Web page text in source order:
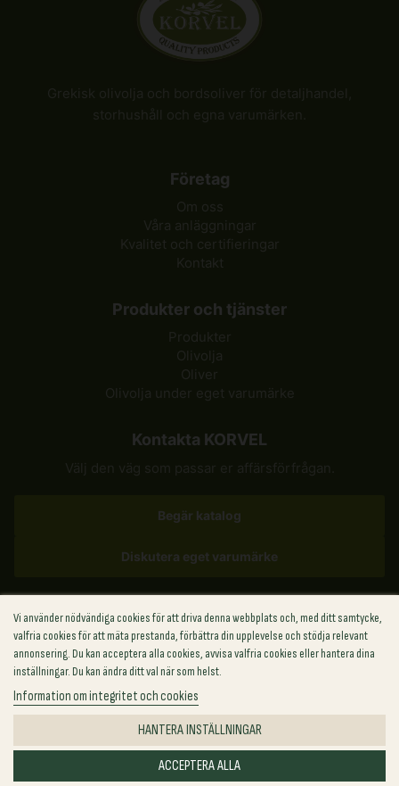
Vi använder nödvändiga cookies för att driva denna webbplats och, med ditt samtycke,
valfria cookies för att mäta prestanda, förbättra din upplevelse och stödja relevant
annonsering. Du kan acceptera alla cookies, avvisa valfria cookies eller hantera dina
inställningar. Du kan ändra ditt val när som helst.
Information om integritet och cookies
HANTERA INSTÄLLNINGAR
ACCEPTERA ALLA
Företag
Om oss
Våra anläggningar
Kvalitet och certifieringar
Kontakt
Produkter och tjänster
Produkter
Olivolja
Oliver
Olivolja under eget varumärke
Kontakta KORVEL
Begär katalog
Diskutera eget varumärke
Grekland +30 (211) 198-8817
USA +1 (702) 727-6912
Storbritannien +44 (748) 881-8814
Polen +48 (459) 569-286
© 2026 KORVEL. Alla rättigheter förbehållna.